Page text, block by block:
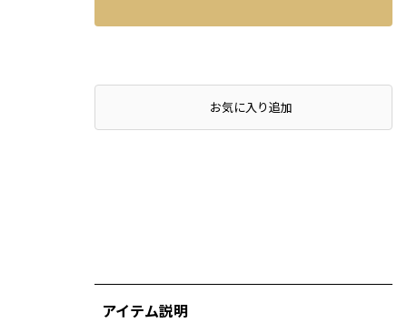
お気に入り追加
アイテム説明